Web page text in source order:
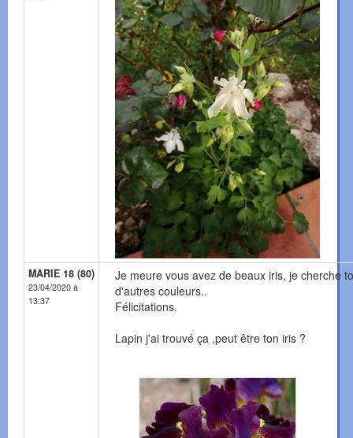
MARIE 18 (80)
23/04/2020 à
13:37
Je meure vous avez de beaux iris, je cherche
d'autres couleurs..
Félicitations.
Lapin j'ai trouvé ça ,peut être ton iris ?